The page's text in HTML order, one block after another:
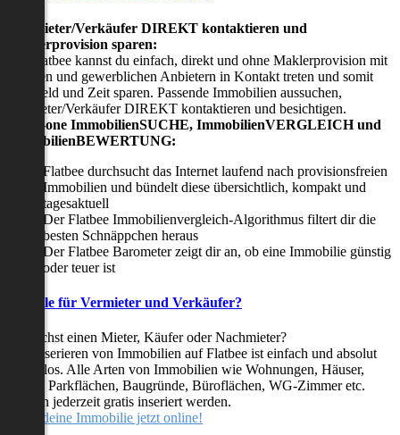
Viermieter/Verkäufer DIREKT kontaktieren und
Maklerprovision sparen:
Mit Flatbee kannst du einfach, direkt und ohne Maklerprovision mit
privaten und gewerblichen Anbietern in Kontakt treten und somit
viel Geld und Zeit sparen. Passende Immobilien aussuchen,
Vermieter/Verkäufer DIREKT kontaktieren und besichtigen.
All-in-one ImmobilienSUCHE, ImmobilienVERGLEICH und
ImmobilienBEWERTUNG:
Flatbee durchsucht das Internet laufend nach provisionsfreien
Immobilien und bündelt diese übersichtlich, kompakt und
tagesaktuell
Der Flatbee Immobilienvergleich-Algorithmus filtert dir die
besten Schnäppchen heraus
Der Flatbee Barometer zeigt dir an, ob eine Immobilie günstig
oder teuer ist
Vorteile für Vermieter und Verkäufer?
Du suchst einen Mieter, Käufer oder Nachmieter?
Das Inserieren von Immobilien auf Flatbee ist einfach und absolut
kostenlos. Alle Arten von Immobilien wie Wohnungen, Häuser,
Villen, Parkflächen, Baugründe, Büroflächen, WG-Zimmer etc.
können jederzeit gratis inseriert werden.
Stelle deine Immobilie jetzt online!